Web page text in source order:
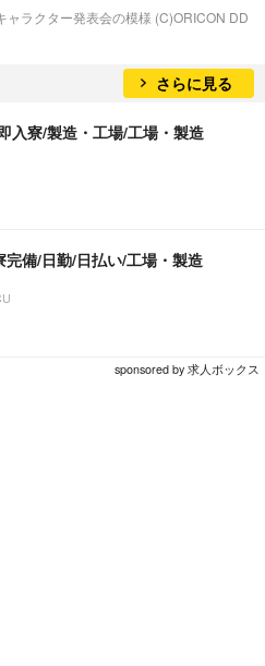
ラクター発表会の模様 (C)ORICON DD
さらに見る
入寮/製造・工場/工場・製造
備/日勤/日払い/工場・製造
sponsored by 求人ボックス